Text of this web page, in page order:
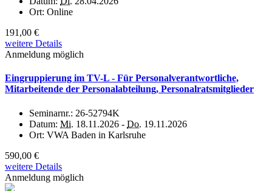
Ort: Online
191,00 €
weitere Details
Anmeldung möglich
Eingruppierung im TV-L - Für Personalverantwortliche,
Mitarbeitende der Personalabteilung, Personalratsmitglieder
Seminarnr.: 26-52794K
Datum: Mi. 18.11.2026 - Do. 19.11.2026
Ort: VWA Baden in Karlsruhe
590,00 €
weitere Details
Anmeldung möglich